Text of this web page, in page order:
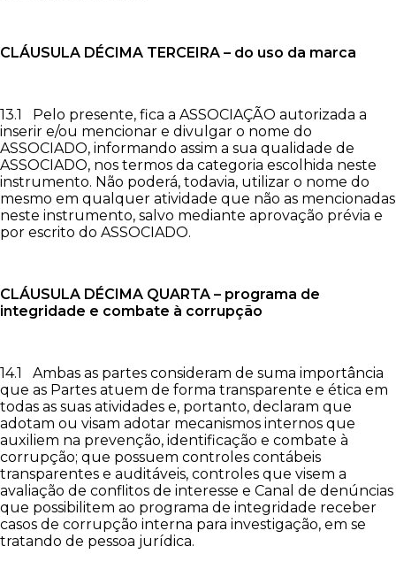
CLÁUSULA DÉCIMA TERCEIRA – do uso da marca
13.1 Pelo presente, fica a ASSOCIAÇÃO autorizada a
inserir e/ou mencionar e divulgar o nome do
ASSOCIADO, informando assim a sua qualidade de
ASSOCIADO, nos termos da categoria escolhida neste
instrumento. Não poderá, todavia, utilizar o nome do
mesmo em qualquer atividade que não as mencionadas
neste instrumento, salvo mediante aprovação prévia e
por escrito do ASSOCIADO.
CLÁUSULA DÉCIMA QUARTA – programa de
integridade e combate à corrupção
14.1 Ambas as partes consideram de suma importância
que as Partes atuem de forma transparente e ética em
todas as suas atividades e, portanto, declaram que
adotam ou visam adotar mecanismos internos que
auxiliem na prevenção, identificação e combate à
corrupção; que possuem controles contábeis
transparentes e auditáveis, controles que visem a
avaliação de conflitos de interesse e Canal de denúncias
que possibilitem ao programa de integridade receber
casos de corrupção interna para investigação, em se
tratando de pessoa jurídica.